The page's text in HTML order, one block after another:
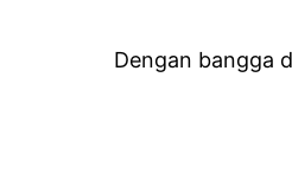
Dengan bangga